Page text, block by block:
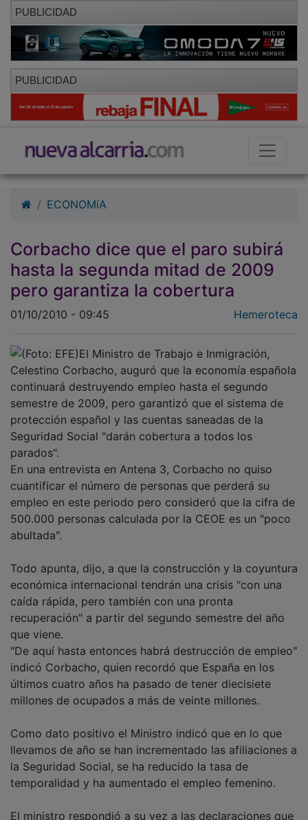
PUBLICIDAD
PUBLICIDAD
Corbacho dice que el paro subirá
hasta la segunda mitad de 2009
pero garantiza la cobertura
01/10/2010 - 09:45
Celestino Corbacho, auguró que la economía española
continuará destruyendo empleo hasta el segundo
semestre de 2009, pero garantizó que el sistema de
protección español y las cuentas saneadas de la
Seguridad Social "darán cobertura a todos los
parados".
En una entrevista en Antena 3, Corbacho no quiso
cuantificar el número de personas que perderá su
empleo en este periodo pero consideró que la cifra de
500.000 personas calculada por la CEOE es un "poco
abultada".
económica internacional tendrán una crisis "con una
caída rápida, pero también con una pronta
recuperación" a partir del segundo semestre del año
que viene.
"De aquí hasta entonces habrá destrucción de empleo"
indicó Corbacho, quien recordó que España en los
últimos cuatro años ha pasado de tener diecisiete
millones de ocupados a más de veinte millones.
llevamos de año se han incrementado las afiliaciones a
la Seguridad Social, se ha reducido la tasa de
temporalidad y ha aumentado el empleo femenino.